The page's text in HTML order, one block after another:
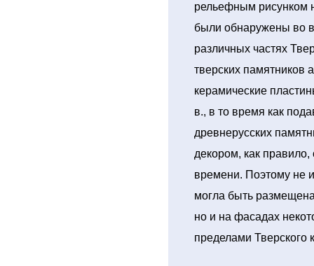
рельефным рисунком
были обнаружены во
различных частях
тверских памятников
керамические
в., в то время как
древнерусских
декором, как правило,
времени. Поэтому не
могла быть
но и на фасадах
пределами Тверского